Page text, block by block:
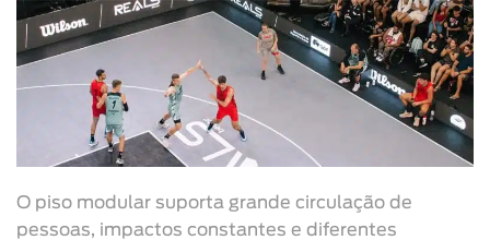
O piso modular suporta grande circulação de
pessoas, impactos constantes e diferentes